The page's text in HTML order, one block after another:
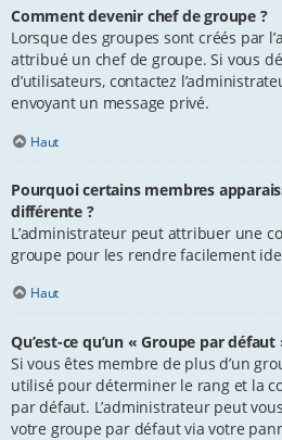
Comment devenir chef de groupe ?
Lorsque des groupes sont créés par
attribué un chef de groupe. Si vous
d’utilisateurs, contactez
envoyant un message privé.
Haut
Pourquoi certains membres
différente ?
L’administrateur peut attribuer une
groupe pour les rendre facilement
Haut
Qu’est-ce qu’un « Groupe par défaut
Si vous êtes membre de plus d’un
utilisé pour déterminer le rang et la
par défaut. L’administrateur peut
votre groupe par défaut via votre